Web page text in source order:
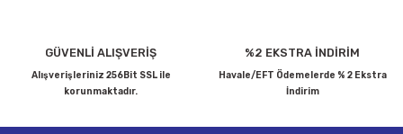
Bu ürüne benzer farklı alternatifler olmalı.
GÜVENLİ ALIŞVERİŞ
Alışverişleriniz 256Bit SSL ile
korunmaktadır.
%2 EKSTRA İNDİRİM
Havale/EFT Ödemelerde % 2 Ekstra
İndirim